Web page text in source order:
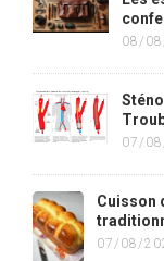
08/
07/
Cuisson
07/08/